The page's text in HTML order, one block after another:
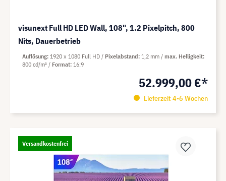
visunext Full HD LED Wall, 108", 1.2 Pixelpitch, 800
Nits, Dauerbetrieb
52.999,00 €*
Lieferzeit 4-6 Wochen
Auflösung 1920 x 1080 Full HD Pixelabstand 1,2 mm
max. Helligkeit
800 cd/m²
Format 16:9
Versandkostenfrei